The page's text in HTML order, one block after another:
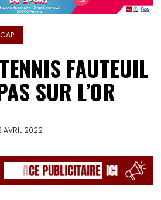
FAUTEUIL
SUR L’OR
AVRIL 2022